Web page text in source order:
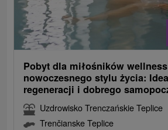
Pobyt dla miłośników
nowoczesnego stylu życia:
regeneracji i dobrego
Uzdrowisko Trenczańskie Teplice
Trenčianske Teplice